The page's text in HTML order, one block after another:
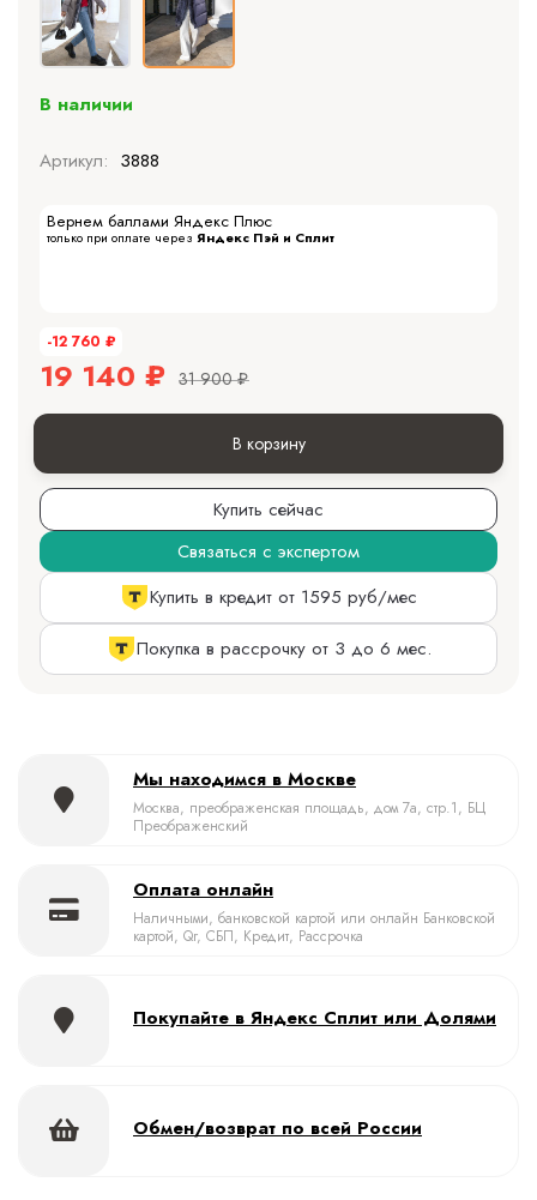
В наличии
Артикул: 3888
Вернем баллами Яндекс Плюс
только при оплате через Яндекс Пэй и Сплит
-12 760 ₽
19 140 ₽ 31 900 ₽
В корзину
Купить сейчас
Связаться с экспертом
Купить в кредит от 1595 руб/мес
Покупка в рассрочку от 3 до 6 мес.
Мы находимся в Москве
Москва, преображенская площадь, дом 7а, стр.1, БЦ
Преображенский
Оплата онлайн
Наличными, банковской картой или онлайн Банковской
картой, Qr, СБП, Кредит, Рассрочка
Покупайте в Яндекс Сплит или Долями
Обмен/возврат по всей России